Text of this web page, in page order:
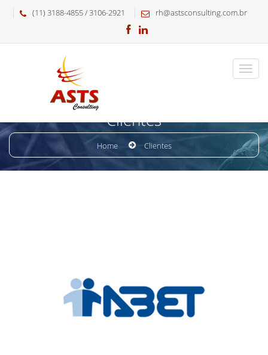
(11) 3188-4855 / 3106-2921 rh@astsconsulting.com.br
Clientes
Home Clientes